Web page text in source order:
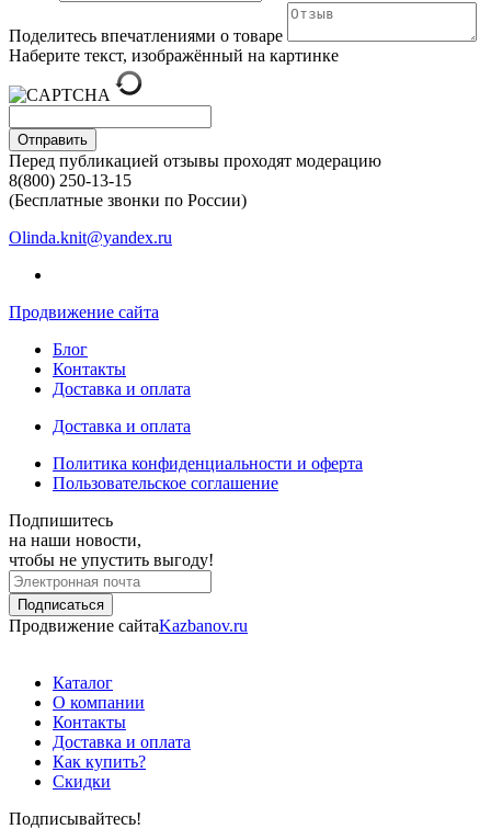
Поделитесь впечатлениями о товаре
Наберите текст, изображённый на картинке
Отправить
Перед публикацией отзывы проходят модерацию
8(800) 250-13-15
(Бесплатные звонки по России)
Olinda.knit@yandex.ru
Продвижение сайта
Блог
Контакты
Доставка и оплата
Доставка и оплата
Политика конфиденциальности и оферта
Пользовательское соглашение
Подпишитесь
на наши новости,
чтобы не упустить выгоду!
Продвижение сайтаKazbanov.ru
Каталог
О компании
Контакты
Доставка и оплата
Как купить?
Скидки
Подписывайтесь!